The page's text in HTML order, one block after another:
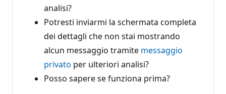
analisi?
Potresti inviarmi la schermata completa
dei dettagli che non stai mostrando
alcun messaggio tramite messaggio
privato per ulteriori analisi?
Posso sapere se funziona prima?